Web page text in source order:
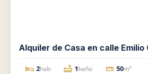
Alquiler de Casa en calle Emilio
2hab 1baño 50m²